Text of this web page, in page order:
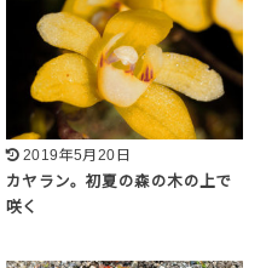
2019年5月20日
カヤラン。初夏の森の木の上で
咲く